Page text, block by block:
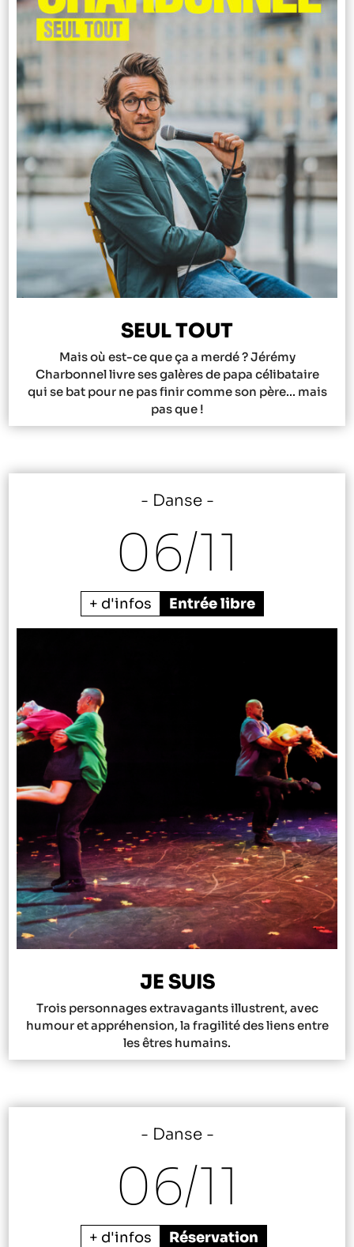
SEUL TOUT
Mais où est-ce que ça a merdé ? Jérémy
Charbonnel livre ses galères de papa célibataire
qui se bat pour ne pas finir comme son père... mais
pas que !
Danse
06/11
+ d'infos Entrée libre
JE SUIS
Trois personnages extravagants illustrent, avec
humour et appréhension, la fragilité des liens entre
les êtres humains.
Danse
06/11
+ d'infos Réservation